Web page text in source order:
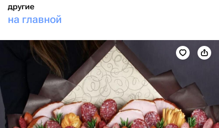
другие
на главной